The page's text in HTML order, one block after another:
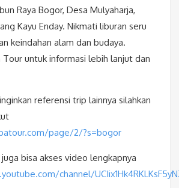
Raya Bogor, Desa Mulyaharja,
Kayu Enday. Nikmati liburan seru
keindahan alam dan budaya.
Tour untuk informasi lebih lanjut dan
referensi trip lainnya silahkan
page/2/?s=bogor
bisa akses video lengkapnya
channel/